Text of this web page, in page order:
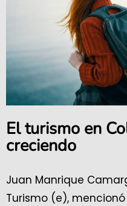
El turismo en
creciendo
Juan Manrique
Turismo (e),